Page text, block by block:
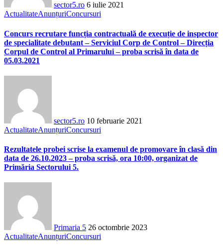
sector5.ro 6 iulie 2021
ActualitateAnunțuriConcursuri
Concurs recrutare funcția contractuală de execuție de inspector
de specialitate debutant – Serviciul Corp de Control – Direcția
Corpul de Control al Primarului – proba scrisă în data de
05.03.2021
sector5.ro 10 februarie 2021
ActualitateAnunțuriConcursuri
Rezultatele probei scrise la examenul de promovare în clasă din
data de 26.10.2023 – proba scrisă, ora 10:00, organizat de
Primăria Sectorului 5.
Primaria 5 26 octombrie 2023
ActualitateAnunțuriConcursuri